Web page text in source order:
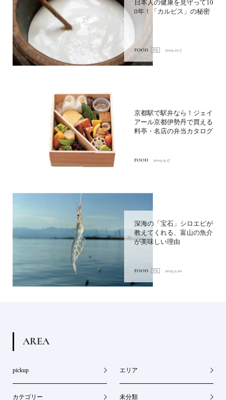
日本人の健康を見守って10
0年！「カルピス」の秘密
FOOD 2019.10.7
京都駅で駅弁なら！ジェイ
アール京都伊勢丹で買える
料亭・名店の弁当カタログ
FOOD 2019.9.17
深海の「宝石」シロエビが
教えてくれる、富山の魚介
が美味しい理由
FOOD 2023.2.20
AREA
pickup エリア
カテゴリー 未分類